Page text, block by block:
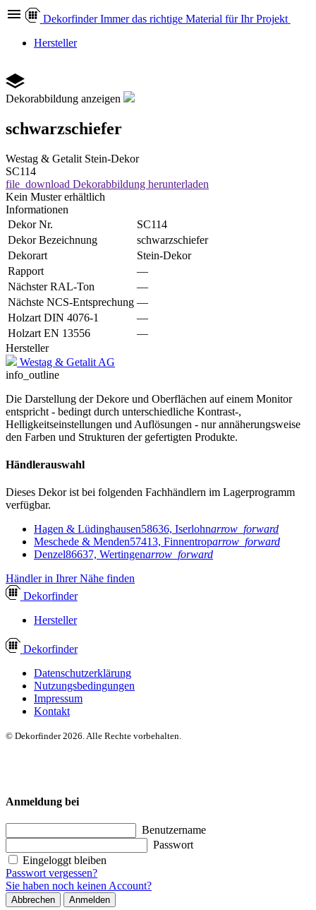
Dekorfinder Immer das richtige Material für Ihr Projekt
Hersteller
Dekorabbildung anzeigen
schwarzschiefer
Westag & Getalit Stein-Dekor
SC114
file_download Dekorabbildung herunterladen
Kein Muster erhältlich
Informationen
Dekor Nr.
SC114
Dekor Bezeichnung
schwarzschiefer
Dekorart
Stein-Dekor
Rapport
—
Nächster RAL-Ton
—
Nächste NCS-Entsprechung —
Holzart DIN 4076-1
—
Holzart EN 13556
—
Hersteller
Westag & Getalit AG
info_outline
Die Darstellung der Dekore und Oberflächen auf einem Monitor
entspricht - bedingt durch unterschiedliche Kontrast-,
Helligkeitseinstellungen und Auflösungen - nur annäherungsweise
den Farben und Strukturen der gefertigten Produkte.
Händlerauswahl
Dieses Dekor ist bei folgenden Fachhändlern im Lagerprogramm
verfügbar.
Hagen & Lüdinghausen58636, Iserlohnarrow_forward
Meschede & Menden57413, Finnentroparrow_forward
Denzel86637, Wertingenarrow_forward
Händler in Ihrer Nähe finden
Dekorfinder
Hersteller
Dekorfinder
Datenschutzerklärung
Nutzungsbedingungen
Impressum
Kontakt
© Dekorfinder 2026. Alle Rechte vorbehalten.
Anmeldung bei
Benutzername
Passwort
Eingeloggt bleiben
Passwort vergessen?
Sie haben noch keinen Account?
Abbrechen Anmelden